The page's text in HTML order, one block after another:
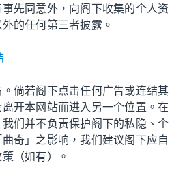
先同意外，向阁下收集的个人资
的任何第三者披露。
倘若阁下点击任何广告或连结其
开本网站而进入另一个位置。在
们并不负责保护阁下的私隐、个
奇」之影响，我们建议阁下应自
（如有）。